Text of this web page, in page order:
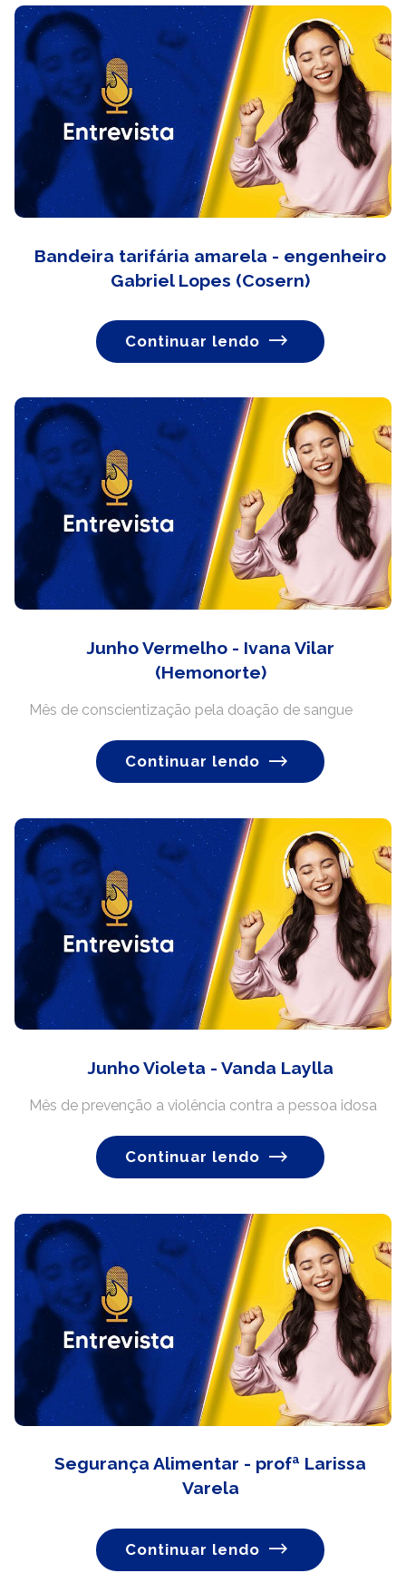
Bandeira tarifária amarela - engenheiro
Gabriel Lopes (Cosern)
Continuar lendo
Junho Vermelho - Ivana Vilar
(Hemonorte)
Mês de conscientização pela doação de sangue
Continuar lendo
Junho Violeta - Vanda Laylla
Mês de prevenção a violência contra a pessoa idosa
Continuar lendo
Segurança Alimentar - profª Larissa
Varela
Continuar lendo